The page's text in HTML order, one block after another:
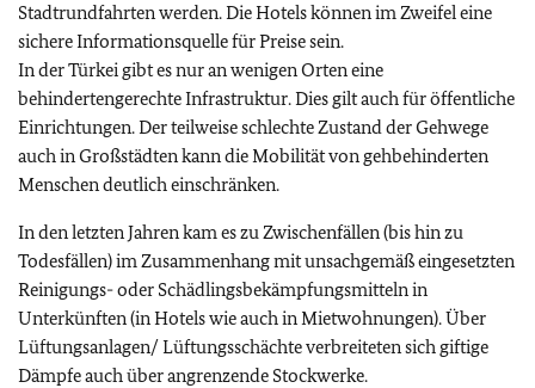
Stadtrundfahrten werden. Die Hotels können im Zweifel eine
sichere Informationsquelle für Preise sein.
In der Türkei gibt es nur an wenigen Orten eine
behindertengerechte Infrastruktur. Dies gilt auch für öffentliche
Einrichtungen. Der teilweise schlechte Zustand der Gehwege
auch in Großstädten kann die Mobilität von gehbehinderten
Menschen deutlich einschränken.
In den letzten Jahren kam es zu Zwischenfällen (bis hin zu
Todesfällen) im Zusammenhang mit unsachgemäß eingesetzten
Reinigungs- oder Schädlingsbekämpfungsmitteln in
Unterkünften (in Hotels wie auch in Mietwohnungen). Über
Lüftungsanlagen/ Lüftungsschächte verbreiteten sich giftige
Dämpfe auch über angrenzende Stockwerke.